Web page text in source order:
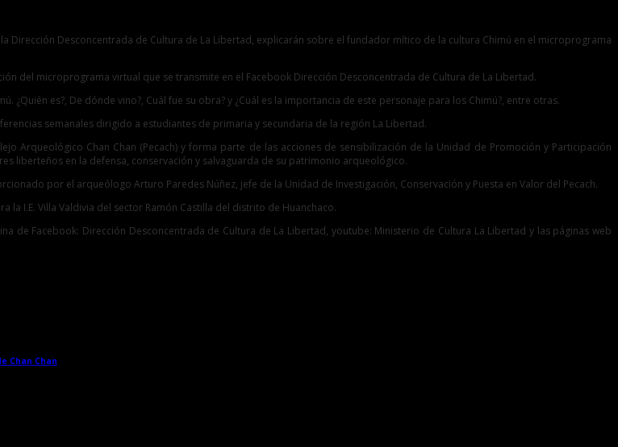
Dirección Desconcentrada de Cultura de La Libertad, explicarán sobre el fundador mítico de la cultura Chimú en el microprograma
del microprograma virtual que se transmite en el Facebook Dirección Desconcentrada de Cultura de La Libertad.
es?, De dónde vino?, Cuál fue su obra? y ¿Cuál es la importancia de este personaje para los Chimú?, entre otras.
semanales dirigido a estudiantes de primaria y secundaria de la región La Libertad.
Arqueológico Chan Chan (Pecach) y forma parte de las acciones de sensibilización de la Unidad de Promoción y Participación
liberteños en la defensa, conservación y salvaguarda de su patrimonio arqueológico.
por el arqueólogo Arturo Paredes Núñez, jefe de la Unidad de Investigación, Conservación y Puesta en Valor del Pecach.
I.E. Villa Valdivia del sector Ramón Castilla del distrito de Huanchaco.
de Facebook: Dirección Desconcentrada de Cultura de La Libertad, youtube: Ministerio de Cultura La Libertad y las páginas web
Chan Chan